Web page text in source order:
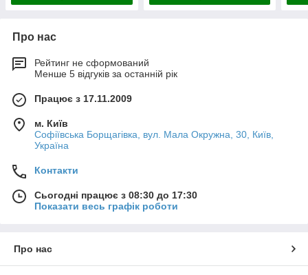
Про нас
Рейтинг не сформований
Менше 5 відгуків за останній рік
Працює з 17.11.2009
м. Київ
Софіївська Борщагівка, вул. Мала Окружна, 30, Київ,
Україна
Контакти
Сьогодні працює з 08:30 до 17:30
Показати весь графік роботи
Про нас